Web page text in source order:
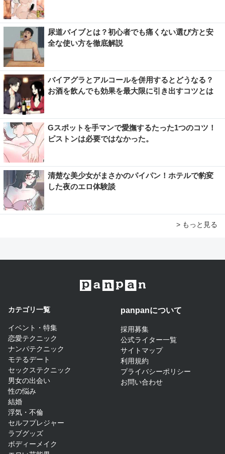
尿道バイブとは？初心者でも痛くない選び方と安
全な使い方を徹底解説
バイアグラとアルコールを併用するとどうなる？
お酒を飲んでも効果を最大限に引き出すコツとは
Gスポットを手マンで愛撫するたった1つのコツ！
ピストンは必要ではなかった。
清楚な美少女がまさかのパイパン！ホテルで豹変
した夜のエロ体験談
> もっと見る
カテゴリ一覧
イベント・特集
恋愛テクニック
ナンパテクニック
モテるデート
セックステクニック
男女の出会い
性の悩み
結婚
浮気・不倫
セルフプレジャー
ラブグッズ
ボディーメイク
panpanについて​
採用募集
公式ライター一覧
サイトマップ​
利用規約
プライバシーポリシー
お問い合わせ